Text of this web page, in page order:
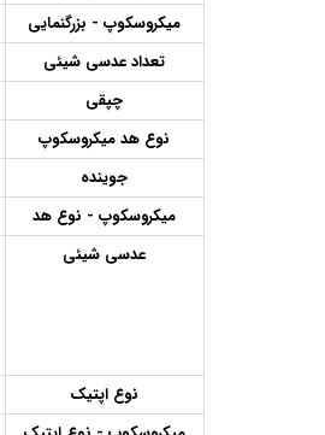
میکروسکوپ - بزرگنمایی
تعداد عدسی شیئی
چپقی
نوع هد میکروسکوپ
جوینده
میکروسکوپ - نوع هد
عدسی شیئی
نوع اپتیک